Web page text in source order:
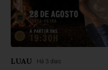
LUAU Há 3 dias